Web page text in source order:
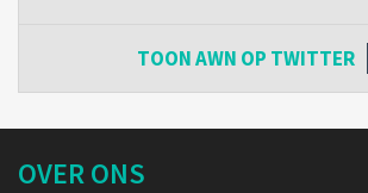
TOONAWN OP TWITTER
OVER ONS